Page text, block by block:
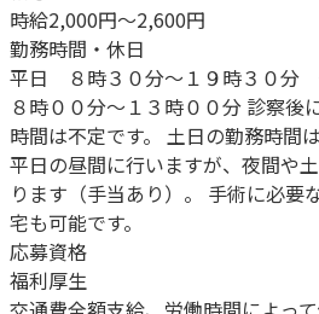
時給2,000円～2,600円
勤務時間・休日
平日 ８時３０分～１９時３０分
８時００分～１３時００分 診察後
時間は不定です。 土日の勤務時間
平日の昼間に行いますが、夜間や
ります（手当あり）。 手術に必要
宅も可能です。
応募資格
福利厚生